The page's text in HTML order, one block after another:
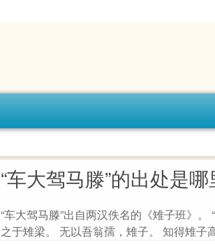
“车大驾马滕”的出处是哪
“车大驾马滕”出自两汉佚名的《雉子班》。
之于雉梁。 无以吾翁孺，雉子。 知得雉子